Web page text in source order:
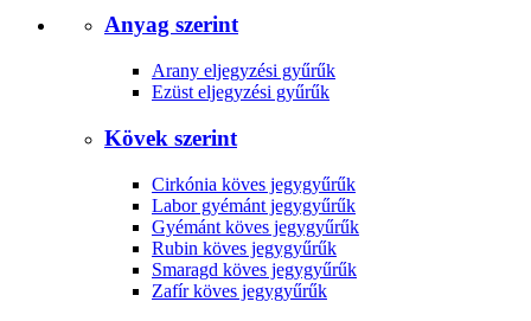
Anyag szerint
Arany eljegyzési gyűrűk
Ezüst eljegyzési gyűrűk
Kövek szerint
Cirkónia köves jegygyűrűk
Labor gyémánt jegygyűrűk
Gyémánt köves jegygyűrűk
Rubin köves jegygyűrűk
Smaragd köves jegygyűrűk
Zafír köves jegygyűrűk